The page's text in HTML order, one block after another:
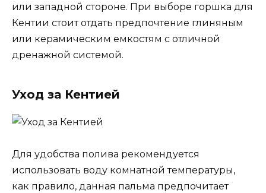
или западной стороне. При выборе горшка для
Кентии стоит отдать предпочтение глиняным
или керамическим емкостям с отличной
дренажной системой.
Уход за Кентией
Для удобства полива рекомендуется
использовать воду комнатной температуры,
как правило, данная пальма предпочитает